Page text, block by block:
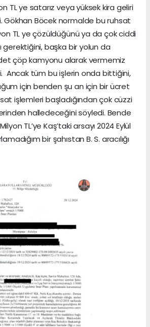
TL ye satarız veya yüksek kira geliri
Gökhan Böcek normalde bu ruhsat
TL ye çözüldüğünü ya da çok ciddi
gerektiğini, başka bir yolun da
çöp kamyonu alarak vermemiz
Ancak tüm bu işlerin onda bittiğini,
için benden şu an için bir ücret
işlemleri başladığından çok cüzzi
halledeceğini söyledi. Bende
TL’ye Kaş’taki arsayı 2024 Eylül
bir şahıstan B. S. aracılığı